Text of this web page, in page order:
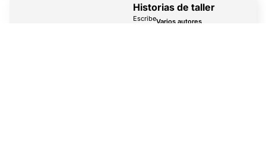
Historias de taller
EscribeVarios autores